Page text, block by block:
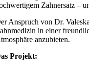
Zahnersatz –
Anspruch von Dr.
in einer
anzubieten.
Projekt: